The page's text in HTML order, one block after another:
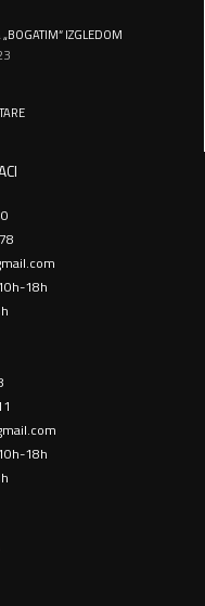
„BOGATIM“ IZGLEDOM
18h
18h